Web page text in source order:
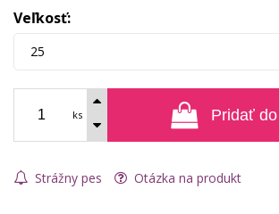
Veľkosť:
25
ks Pridať
Strážny pes Otázka na produkt